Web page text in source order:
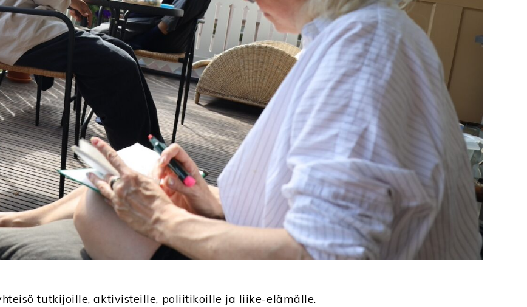
tutkijoille, aktivisteille, poliitikoille ja liike-elämälle.